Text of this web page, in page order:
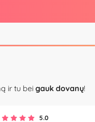
ir tu bei gauk dovanų!
5.0